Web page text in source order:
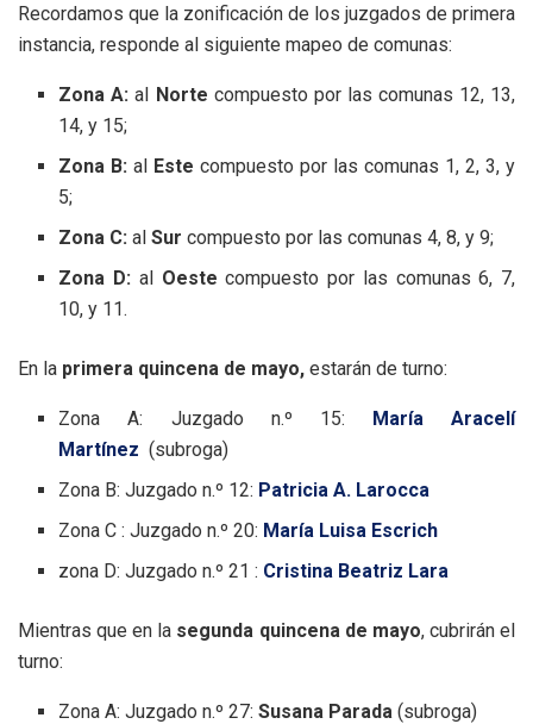
Recordamos que la zonificación de los juzgados de primera
instancia, responde al siguiente mapeo de comunas:
Zona A: al Norte compuesto por las comunas 12, 13,
14, y 15;
Zona B: al Este compuesto por las comunas 1, 2, 3, y
5;
Zona C: alSur compuesto por las comunas 4, 8, y 9;
Zona D: al Oeste compuesto por las comunas 6, 7,
10, y 11.
En la primera quincena de mayo, estarán de turno:
Zona A: Juzgado n.º 15: María Aracelí
Martínez (subroga)
Zona B: Juzgado n.º 12: Patricia A. Larocca
Zona C : Juzgado n.º 20: María Luisa Escrich
zona D: Juzgado n.º 21 : Cristina Beatriz Lara
Mientras que en la segunda quincena de mayo, cubrirán el
turno:
Zona A: Juzgado n.º 27:Susana Parada (subroga)